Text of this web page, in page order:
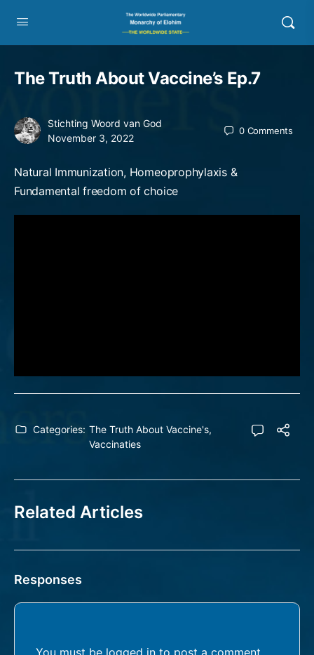
The Truth About Vaccine’s Ep.7
Stichting Woord van God
November 3, 2022
0 Comments
Natural Immunization, Homeoprophylaxis &
Fundamental freedom of choice
Categories: The Truth About Vaccine's,
Vaccinaties
Related Articles
Responses
You must be logged in to post a comment.